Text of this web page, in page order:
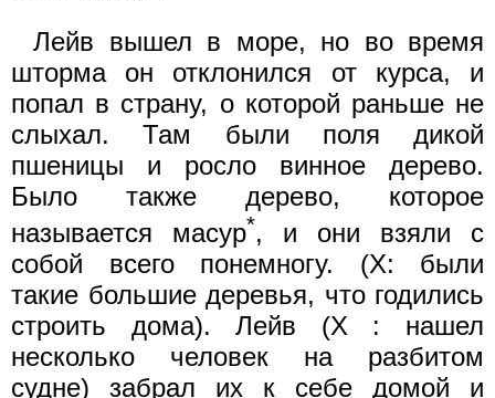
Лейв вышел в море, но во время
шторма он отклонился от курса, и
попал в страну, о которой раньше не
слыхал. Там были поля дикой
пшеницы и росло винное дерево.
Было также дерево, которое
называется масур*, и они взяли с
собой всего понемногу. (X: были
такие большие деревья, что годились
строить дома). Лейв (X : нашел
несколько человек на разбитом
судне) забрал их к себе домой и